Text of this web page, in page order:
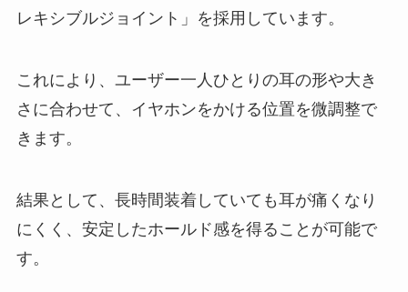
レキシブルジョイント」を採用しています。
これにより、ユーザー一人ひとりの耳の形や大き
さに合わせて、イヤホンをかける位置を微調整で
きます。
結果として、長時間装着していても耳が痛くなり
にくく、安定したホールド感を得ることが可能で
す。